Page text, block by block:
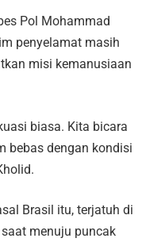
Pol Mohammad
penyelamat masih
misi kemanusiaan
biasa. Kita bicara
bebas dengan kondisi
Brasil itu, terjatuh di
menuju puncak